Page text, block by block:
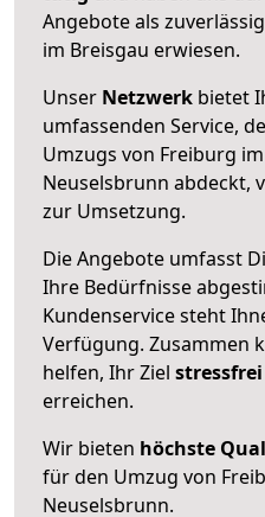
Angebote als
im Breisgau erwiesen.
Unser Netzwerk bietet
umfassenden Service,
Umzugs von Freiburg
Neuselsbrunn abdeckt,
zur Umsetzung.
Die Angebote umfasst
Ihre Bedürfnisse
Kundenservice steht
Verfügung. Zusammen
helfen, Ihr Ziel
erreichen.
Wir bieten höchste
für den Umzug von
Neuselsbrunn.